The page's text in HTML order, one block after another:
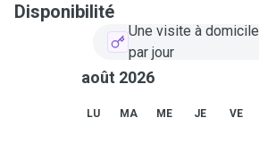
Disponibilité
Une visite à domicile
par jour
août 2026
LU MA ME JE VE